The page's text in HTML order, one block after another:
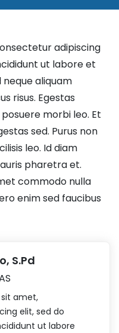
adipiscing
ut labore et
neque aliquam
risus. Egestas
morbi leo. Et
sed. Purus non
leo. Id diam
pharetra et.
commodo nulla
enim sed faucibus
S.Pd
amet,
elit, sed do
ut labore